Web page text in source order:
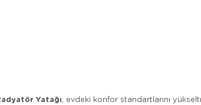
Yatağı , evdeki konfor standartlarını